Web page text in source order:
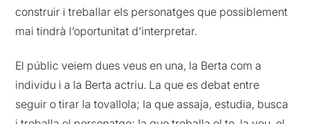
construir i treballar els personatges que possiblement
mai tindrà l’oportunitat d’interpretar.
El públic veiem dues veus en una, la Berta com a
individu i a la Berta actriu. La que es debat entre
seguir o tirar la tovallola; la que assaja, estudia, busca